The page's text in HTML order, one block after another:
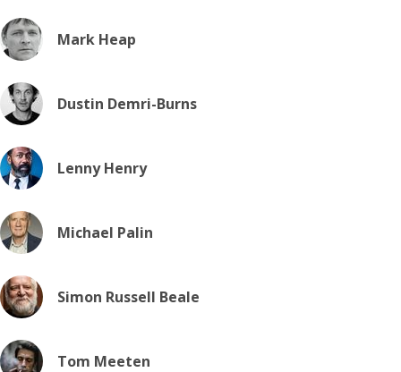
Mark Heap
Dustin Demri-Burns
Lenny Henry
Michael Palin
Simon Russell Beale
Tom Meeten